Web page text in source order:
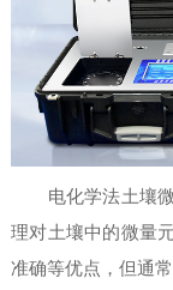
电化学法土壤微
理对土壤中的微量
准确等优点，但通